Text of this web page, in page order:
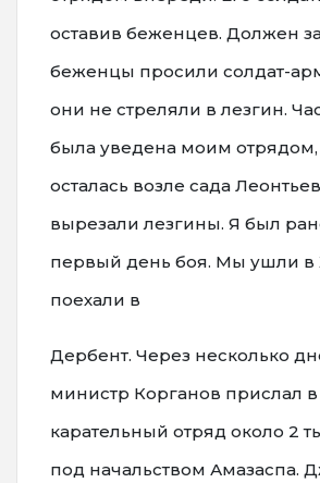
оставив беженцев. Должен
беженцы просили солдат-
они не стреляли в лезгин.
была уведена моим отрядом,
осталась возле сада
вырезали лезгины. Я был
первый день боя. Мы ушли в
поехали в
Дербент. Через несколько
министр Корганов прислал
карательный отряд около 2
под начальством Амазаспа.